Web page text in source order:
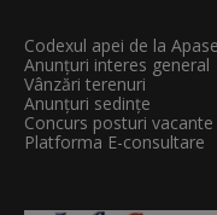
Codexul apei de la
Anunțuri interes general
Vânzări terenuri
Anunțuri sedințe
Concurs posturi vacante
Platforma E-consultare